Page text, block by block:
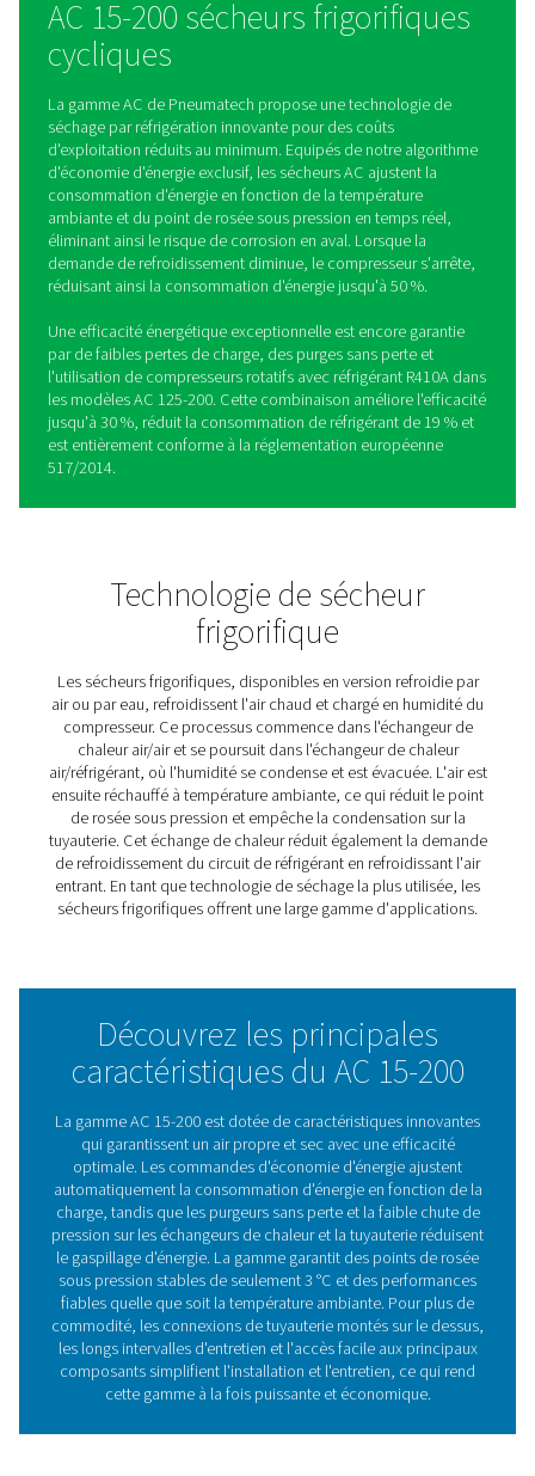
AC 15-200 sécheurs
cycliques
La gamme AC de Pneumatech propose une
séchage par réfrigération innovante pour des coûts
d'exploitation réduits au minimum. Equipés de notre
d'économie d'énergie exclusif, les sécheurs AC ajustent
consommation d'énergie en fonction de la température
ambiante et du point de rosée sous pression en temps
éliminant ainsi le risque de corrosion en aval. Lorsque la
demande de refroidissement diminue, le compresseur
réduisant ainsi la consommation d'énergie jusqu'à 50 %.
Une efficacité énergétique exceptionnelle est encore
l'utilisation de compresseurs rotatifs avec réfrigérant
les modèles AC 125-200. Cette combinaison améliore
jusqu'à 30 %, réduit la consommation de réfrigérant de
est entièrement conforme à la réglementation
517/2014.
Technologie de sécheur
frigorifique